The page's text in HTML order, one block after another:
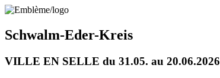
Schwalm-Eder-Kreis
VILLE EN SELLE du 31.05. au 20.06.2026